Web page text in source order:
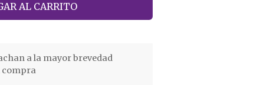
AL CARRITO
a la mayor brevedad
compra